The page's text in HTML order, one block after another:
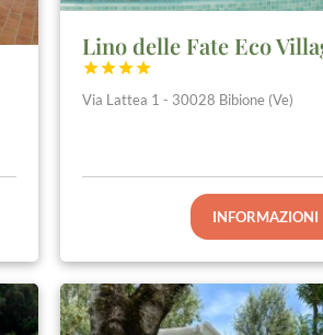
Lino delle Fate Eco




Via Lattea 1 - 30028 Bibione (Ve)
INFORMAZIONI